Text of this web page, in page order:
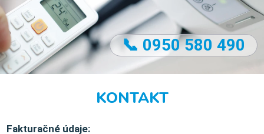
📞 0950 580 490
KONTAKT
Fakturačné údaje: